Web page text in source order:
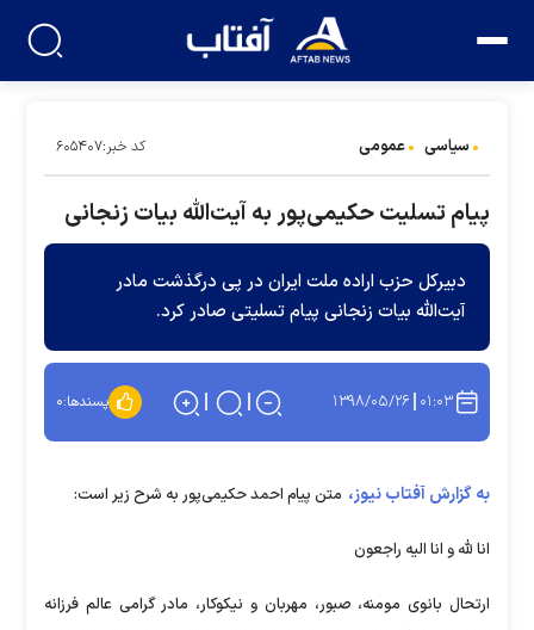
سیاسی عمومی کد خبر:۶۰۵۴۰۷
پیام تسلیت حکیمی‌پور به آیت‌الله بیات زنجانی
دبیرکل حزب اراده ملت ایران در پی درگذشت مادر
آیت‌الله بیات زنجانی پیام تسلیتی صادر کرد.
۰۱:۰۳ ۱۳۹۸/۰۵/۲۶ پسندها:۰
به گزارش آفتاب نیوز، متن پیام احمد حکیمی‌پور به شرح زیر است:
انا لله و انا الیه راجعون
ارتحال بانوی مومنه، صبور، مهربان و نیکوکار، مادر گرامی عالم فرزانه